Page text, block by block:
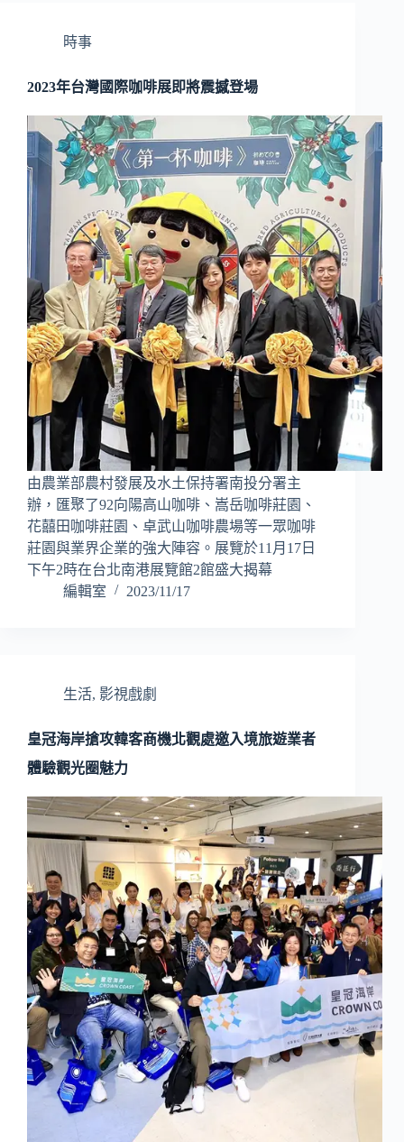
時事
2023年台灣國際咖啡展即將震撼登場
由農業部農村發展及水土保持署南投分署主
辦，匯聚了92向陽高山咖啡、嵩岳咖啡莊園、
花囍田咖啡莊園、卓武山咖啡農場等一眾咖啡
莊園與業界企業的強大陣容。展覽於11月17日
下午2時在台北南港展覽館2館盛大揭幕
編輯室
2023/11/17
生活, 影視戲劇
皇冠海岸搶攻韓客商機北觀處邀入境旅遊業者
體驗觀光圈魅力